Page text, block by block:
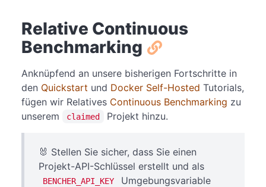
Relative Continuous
Benchmarking
Anknüpfend an unsere bisherigen Fortschritte in
den Quickstart und Docker Self-Hosted Tutorials,
fügen wir Relatives Continuous Benchmarking zu
unserem
claimed Projekt hinzu.
🐰 Stellen Sie sicher, dass Sie einen
Projekt-API-Schlüssel erstellt und als
BENCHER_API_KEY
Umgebungsvariable